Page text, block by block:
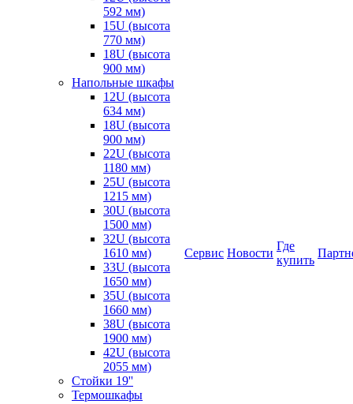
592 мм)
15U (высота
770 мм)
18U (высота
900 мм)
Напольные шкафы
12U (высота
634 мм)
18U (высота
900 мм)
22U (высота
1180 мм)
25U (высота
1215 мм)
30U (высота
1500 мм)
32U (высота
1610 мм)
33U (высота
1650 мм)
35U (высота
1660 мм)
38U (высота
1900 мм)
42U (высота
2055 мм)
Стойки 19''
Термошкафы
Сервис Новости
Где
купить